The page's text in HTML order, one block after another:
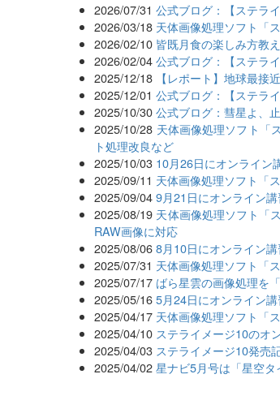
2026/07/31 公式ブログ：【ステラ
2026/03/18 天体画像処理ソフト「
2026/02/10 皆既月食の楽しみ方教
2026/02/04 公式ブログ：【ステラ
2025/12/18 【レポート】地球最接
2025/12/01 公式ブログ：【ステラ
2025/10/30 公式ブログ：彗星よ、
2025/10/28 天体画像処理ソフト「
ト処理改良など
2025/10/03 10月26日にオンライン
2025/09/11 天体画像処理ソフト「
2025/09/04 9月21日にオンライン
2025/08/19 天体画像処理ソフト「
RAW画像に対応
2025/08/06 8月10日にオンライン
2025/07/31 天体画像処理ソフト「
2025/07/17 ばら星雲の画像処理を
2025/05/16 5月24日にオンライン
2025/04/17 天体画像処理ソフト「
2025/04/10 ステライメージ10のオ
2025/04/03 ステライメージ10発売
2025/04/02 星ナビ5月号は「星空タ